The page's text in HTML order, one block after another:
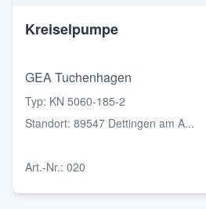
Kreiselpumpe
GEA Tuchenhagen
Typ: KN 5060-185-2
Standort: 89547 Dettingen am A...
Art.-Nr.: 020